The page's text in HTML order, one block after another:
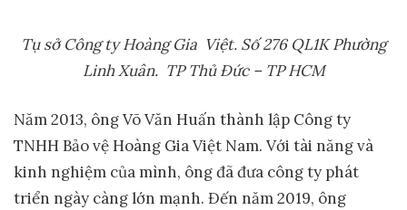
Tụ sở Công ty Hoàng Gia Việt. Số 276 QL1K Phường
Linh Xuân. TP Thủ Đức – TP HCM
Năm 2013, ông Võ Văn Huấn thành lập Công ty
TNHH Bảo vệ Hoàng Gia Việt Nam. Với tài năng và
kinh nghiệm của mình, ông đã đưa công ty phát
triển ngày càng lớn mạnh. Đến năm 2019, ông